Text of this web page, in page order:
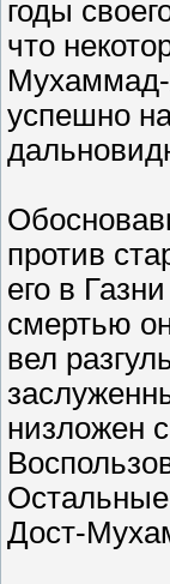
годы
что
Мухаммад-
успешно
против
его в
смертью
вел
низложен
Остальные
Дост-